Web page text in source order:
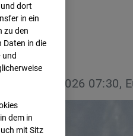
08.07.2026 07:30,
dort
in ein
zu den
Daten in die
und
dem in
mit Sitz